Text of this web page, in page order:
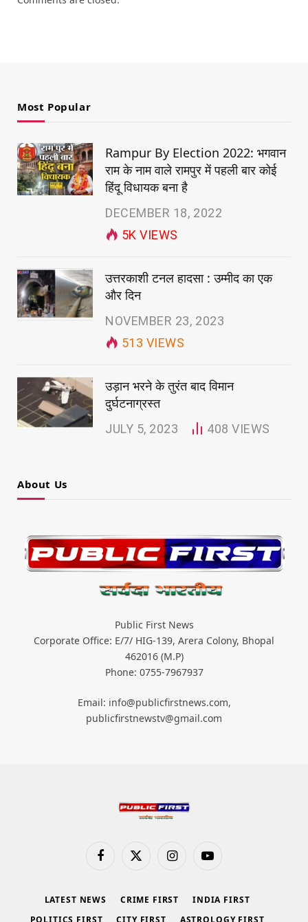
Most Popular
Rampur By Election 2022: भगवान
राम के नाम वाले रामपुर में पहली बार कोई
हिंदू विधायक बना है
DECEMBER 18, 2022
5KVIEWS
उत्तरकाशी टनल हादसा : उम्मीद का एक
और दिन
NOVEMBER 23, 2023
513 VIEWS
उड़ान भरने के तुरंत बाद विमान
दुर्घटनाग्रस्त
JULY 5, 2023 408VIEWS
About Us
Public First News
Corporate Office: E/7/ HIG-139, Arera Colony, Bhopal
462016 (M.P)
Phone: 0755-7967937
Email: info@publicfirstnews.com,
publicfirstnewstv@gmail.com
FacebookX
InstagramYouTube
LATEST NEWS CRIME FIRST
INDIA FIRST
POLITICS FIRST
CITY FIRST ASTROLOGY FIRST